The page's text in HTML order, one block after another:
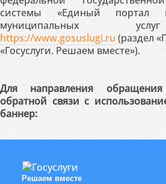
системы «Единый портал
муниципальных
https://www.gosuslugi.ru (раздел
«Госуслуги. Решаем вместе»).
Для направления
обратной связи с
баннер:
Решаем вместе